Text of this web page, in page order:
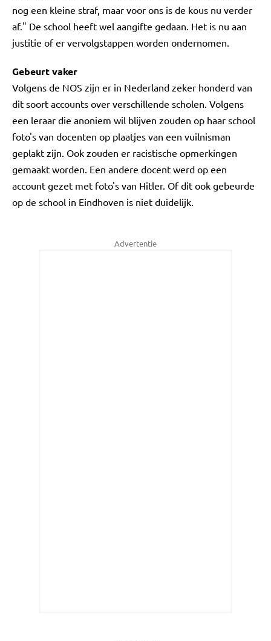
nog een kleine straf, maar voor ons is de kous nu verder
af." De school heeft wel aangifte gedaan. Het is nu aan
justitie of er vervolgstappen worden ondernomen.
Gebeurt vaker
Volgens de NOS zijn er in Nederland zeker honderd van
dit soort accounts over verschillende scholen. Volgens
een leraar die anoniem wil blijven zouden op haar school
foto's van docenten op plaatjes van een vuilnisman
geplakt zijn. Ook zouden er racistische opmerkingen
gemaakt worden. Een andere docent werd op een
account gezet met foto's van Hitler. Of dit ook gebeurde
op de school in Eindhoven is niet duidelijk.
Advertentie